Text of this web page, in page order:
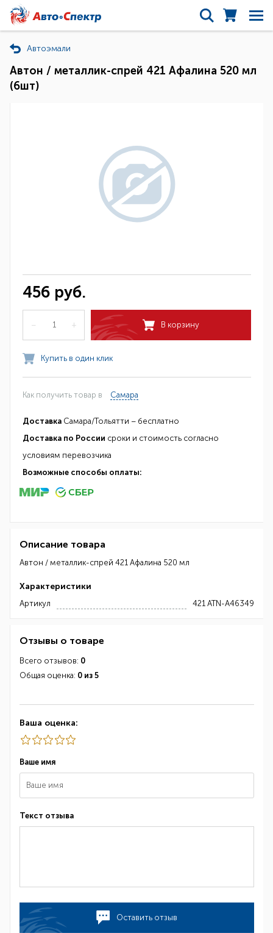
Автоэмали
Автон / металлик-спрей 421 Афалина 520 мл
(6шт)
456 руб.
– + В корзину
Купить в один клик
Как получить товар в Самара
Доставка Самара/Тольятти – бесплатно
Доставка по России сроки и стоимость согласно
условиям перевозчика
Возможные способы оплаты:
Описание товара
Автон / металлик-спрей 421 Афалина 520 мл
Характеристики
Артикул 421 ATN-A46349
Отзывы о товаре
Всего отзывов: 0
Общая оценка: 0 из 5
Ваша оценка:
Ваше имя
Текст отзыва
Оставить отзыв